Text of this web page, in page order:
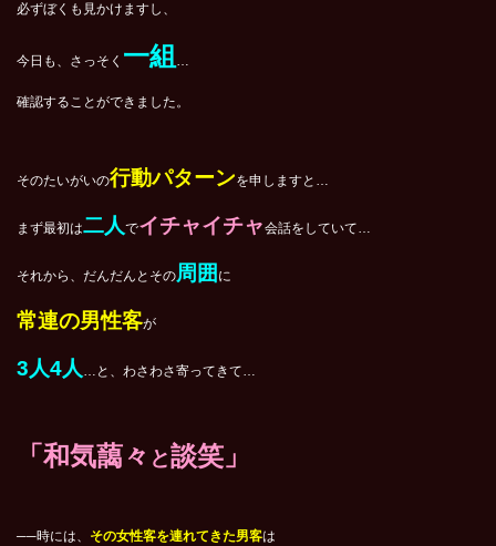
必ずぼくも見かけますし、
今日も、さっそく 一組 …
確認することができました。
そのたいがいの行動パターンを申しますと…
まず最初は二人でイチャイチャ会話をしていて…
それから、だんだんとその周囲 に
常連の男性客が
3人4人…と、わさわさ寄ってきて…
「和気藹々 と談笑」
──時には、 その女性客を連れてきた男客は